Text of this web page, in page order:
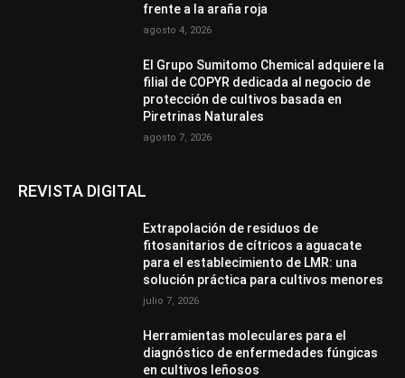
frente a la araña roja
agosto 4, 2026
El Grupo Sumitomo Chemical adquiere la
filial de COPYR dedicada al negocio de
protección de cultivos basada en
Piretrinas Naturales
agosto 7, 2026
REVISTA DIGITAL
Extrapolación de residuos de
fitosanitarios de cítricos a aguacate
para el establecimiento de LMR: una
solución práctica para cultivos menores
julio 7, 2026
Herramientas moleculares para el
diagnóstico de enfermedades fúngicas
en cultivos leñosos